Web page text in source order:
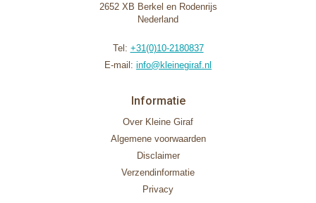
2652 XB Berkel en Rodenrijs
Nederland
Tel: +31(0)10-2180837
E-mail: info@kleinegiraf.nl
Informatie
Over Kleine Giraf
Algemene voorwaarden
Disclaimer
Verzendinformatie
Privacy